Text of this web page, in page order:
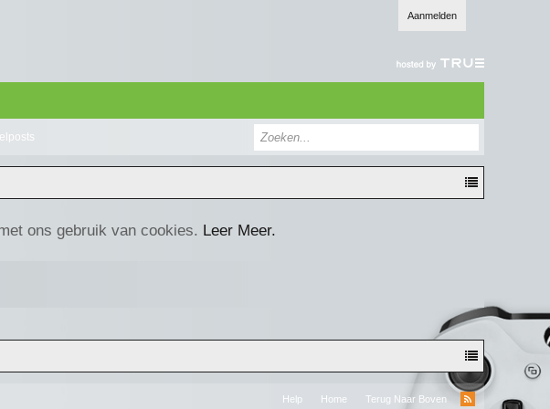
Aanmelden
ons gebruik van cookies. Leer Meer.
Help Home
Terug Naar Boven